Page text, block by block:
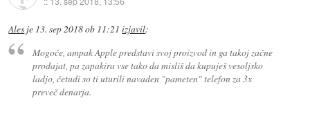
Ales je 13. sep 2018 ob 11:21 izjavil:
Mogoče, ampak Apple predstavi svoj proizvod in ga takoj začne
prodajat, pa zapakira vse tako da misliš da kupuješ vesoljsko
ladjo, četudi so ti uturili navaden "pameten" telefon za 3x
preveč denarja.